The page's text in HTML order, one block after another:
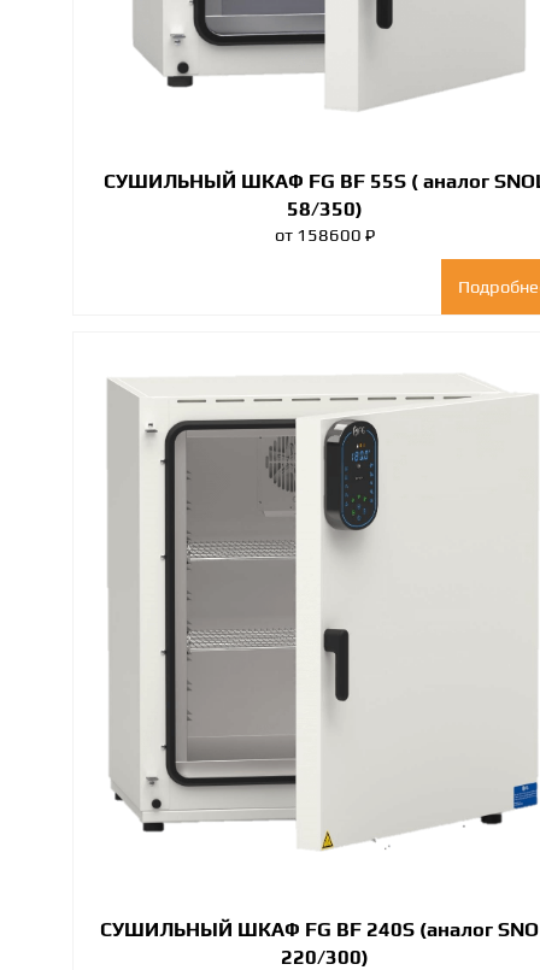
СУШИЛЬНЫЙ ШКАФ FG BF 55S ( аналог
58/350)
от 158600 ₽
СУШИЛЬНЫЙ ШКАФ FG BF 240S (аналог
220/300)